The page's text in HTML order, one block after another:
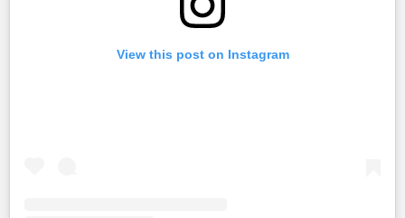
View this post on Instagram